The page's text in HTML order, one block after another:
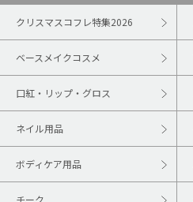
クリスマスコフレ特集2026
ベースメイクコスメ
口紅・リップ・グロス
ネイル用品
ボディケア用品
チーク